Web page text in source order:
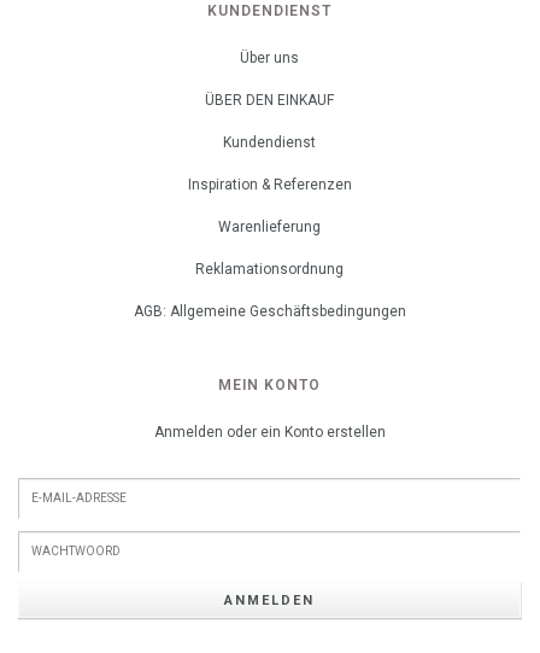
KUNDENDIENST
Über uns
ÜBER DEN EINKAUF
Kundendienst
Inspiration & Referenzen
Warenlieferung
Reklamationsordnung
AGB: Allgemeine Geschäftsbedingungen
MEIN KONTO
Anmelden oder ein Konto erstellen
ANMELDEN